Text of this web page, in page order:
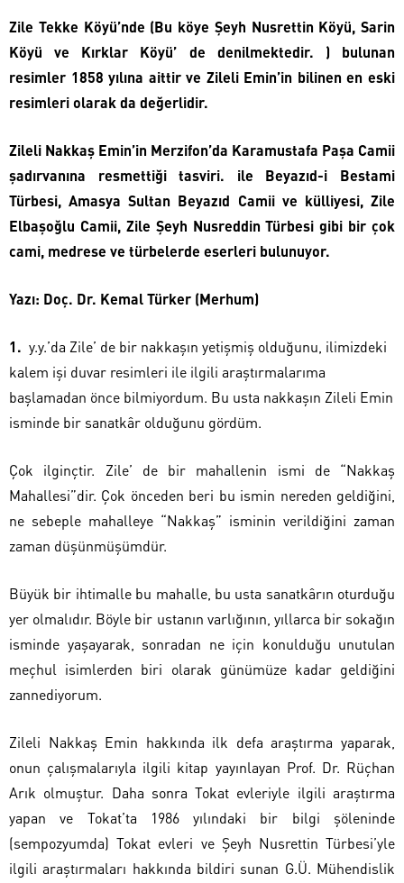
Zile Tekke Köyü’nde (Bu köye Şeyh Nusrettin Köyü, Sarin
Köyü ve Kırklar Köyü’ de denilmektedir. ) bulunan
resimler 1858 yılına aittir ve Zileli Emin’in bilinen en eski
resimleri olarak da değerlidir.
Zileli Nakkaş Emin’in Merzifon’da Karamustafa Paşa Camii
şadırvanına resmettiği tasviri. ile Beyazıd-i Bestami
Türbesi, Amasya Sultan Beyazıd Camii ve külliyesi, Zile
Elbaşoğlu Camii, Zile Şeyh Nusreddin Türbesi gibi bir çok
cami, medrese ve türbelerde eserleri bulunuyor.
Yazı: Doç. Dr. Kemal Türker (Merhum)
y.y.’da Zile’ de bir nakkaşın yetişmiş olduğunu, ilimizdeki
kalem işi duvar resimleri ile ilgili araştırmalarıma
başlamadan önce bilmiyordum. Bu usta nakkaşın Zileli Emin
isminde bir sanatkâr olduğunu gördüm.
Çok ilginçtir. Zile’ de bir mahallenin ismi de “Nakkaş
Mahallesi”dir. Çok önceden beri bu ismin nereden geldiğini,
ne sebeple mahalleye “Nakkaş” isminin verildiğini zaman
zaman düşünmüşümdür.
Büyük bir ihtimalle bu mahalle, bu usta sanatkârın oturduğu
yer olmalıdır. Böyle bir ustanın varlığının, yıllarca bir sokağın
isminde yaşayarak, sonradan ne için konulduğu unutulan
meçhul isimlerden biri olarak günümüze kadar geldiğini
zannediyorum.
Zileli Nakkaş Emin hakkında ilk defa araştırma yaparak,
onun çalışmalarıyla ilgili kitap yayınlayan Prof. Dr. Rüçhan
Arık olmuştur. Daha sonra Tokat evleriyle ilgili araştırma
yapan ve Tokat’ta 1986 yılındaki bir bilgi şöleninde
(sempozyumda) Tokat evleri ve Şeyh Nusrettin Türbesi’yle
ilgili araştırmaları hakkında bildiri sunan G.Ü. Mühendislik